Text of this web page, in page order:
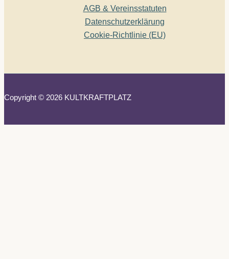
AGB & Vereinsstatuten
Datenschutzerklärung
Cookie-Richtlinie (EU)
Copyright © 2026 KULTKRAFTPLATZ